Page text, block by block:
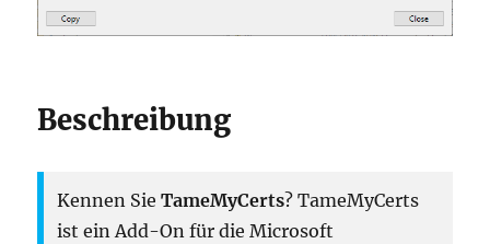
Beschreibung
Kennen SieTameMyCerts? TameMyCerts
ist ein Add-On für die Microsoft